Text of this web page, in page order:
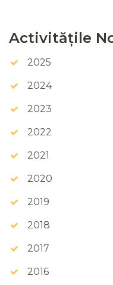
Activitățile
2025
2024
2023
2022
2021
2020
2019
2018
2017
2016